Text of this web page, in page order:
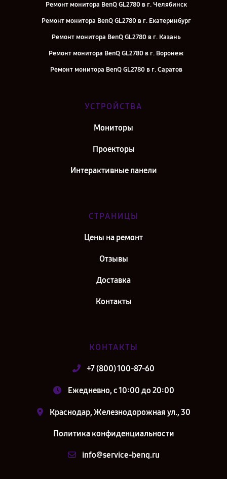
Ремонт монитора BenQ GL2780 в г. Челябинск
Ремонт монитора BenQ GL2780 в г. Екатеринбург
Ремонт монитора BenQ GL2780 в г. Казань
Ремонт монитора BenQ GL2780 в г. Воронеж
Ремонт монитора BenQ GL2780 в г. Саратов
Ремонт монитора BenQ GL2780 в г. Киров
Ремонт монитора BenQ GL2780 в г. Санкт-Петербург
УСТРОЙСТВА
Мониторы
Проекторы
Интерактивные панели
СТРАНИЦЫ
Цены на ремонт
Отзывы
Доставка
Контакты
КОНТАКТЫ
+7 (800) 100-87-60
Ежедневно, с 10:00 до 20:00
Краснодар, Железнодорожная ул., 30
Политика конфиденциальности
info@service-benq.ru